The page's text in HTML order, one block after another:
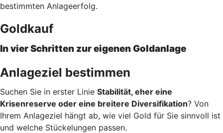
bestimmten Anlageerfolg.
Goldkauf
In vier Schritten zur eigenen Goldanlage
Anlageziel bestimmen
Suchen Sie in erster Linie Stabilität, eher eine
Krisenreserve oder eine breitere Diversifikation? Von
Ihrem Anlageziel hängt ab, wie viel Gold für Sie sinnvoll ist
und welche Stückelungen passen.